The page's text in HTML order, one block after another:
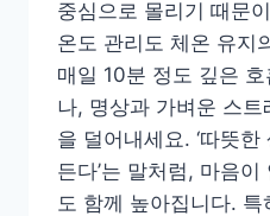
중심으로 몰리기 때문
온도 관리도 체온 유지
매일 10분 정도 깊은
나, 명상과 가벼운 스
을 덜어내세요. ‘따뜻
든다’는 말처럼, 마음
도 함께 높아집니다.